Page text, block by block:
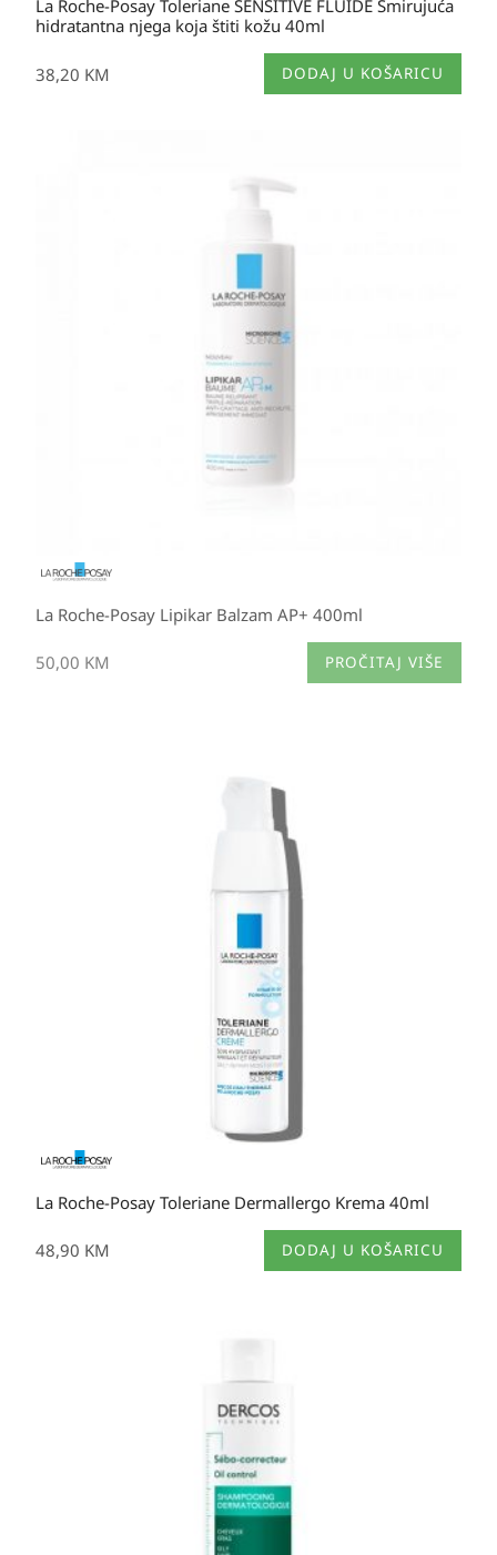
La Roche-Posay Toleriane SENSITIVE FLUIDE Smirujuća
hidratantna njega koja štiti kožu 40ml
38,20 KM DODAJ U KOŠARICU
La Roche-Posay Lipikar Balzam AP+ 400ml
50,00 KM PROČITAJ VIŠE
La Roche-Posay Toleriane Dermallergo Krema 40ml
48,90 KM DODAJ U KOŠARICU